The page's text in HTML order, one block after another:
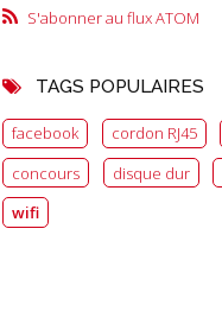
S'abonner au flux ATOM
TAGS POPULAIRES
facebook cordon RJ45
concours
disque dur
wifi